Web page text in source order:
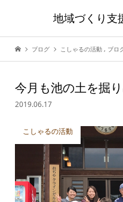
地域づくり支
ブログ こしゃるの活動 , ブロ
今月も池の土を掘
2019.06.17
こしゃるの活動